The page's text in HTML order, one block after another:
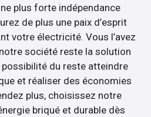
plus forte indépendance
de plus une paix d’esprit
votre électricité. Vous l’avez
société reste la solution
possibilité du reste atteindre
et réaliser des économies
plus, choisissez notre
briqué et durable dès